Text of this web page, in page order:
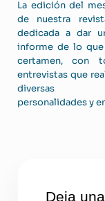
La edición del
de nuestra
dedicada a dar
informe de lo
certamen, con
entrevistas que
diversas
personalidades y
Deja una